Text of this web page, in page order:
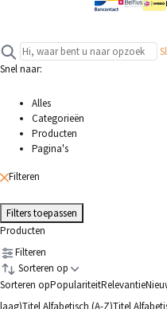
Snel naar:
Alles
Categorieën
Producten
Pagina's
Filteren
Filters toepassen
Producten
Filteren
Sorteren op
Sorteren opPopulariteitRelevantie
laag)Titel Alfabetisch (A-Z)Titel